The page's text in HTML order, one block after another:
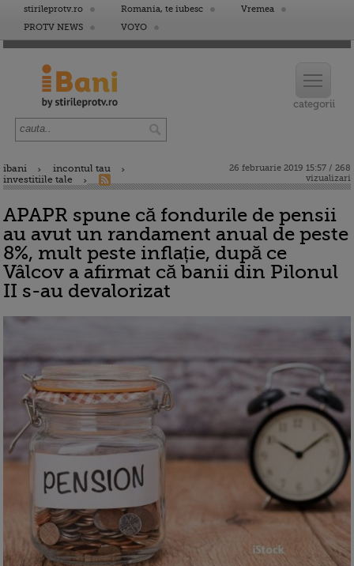
stirileprotv.ro Romania, te iubesc
Vremea
PROTV NEWS
VOYO
ibani
incontul tau
investitiile tale
26 februarie 2019 15:57 / 268
vizualizari
APAPR spune că fondurile de pensii
au avut un randament anual de peste
8%, mult peste inflație, după ce
Vâlcov a afirmat că banii din Pilonul
II s-au devalorizat